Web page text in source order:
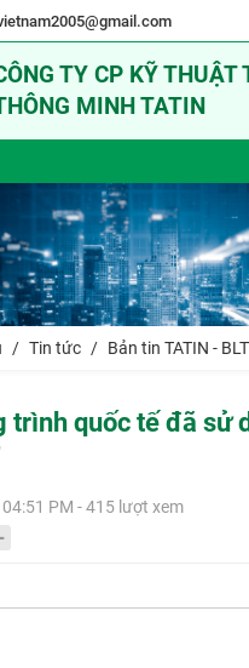
TY CP KỸ THUẬT
MINH TATIN
Tin tức Bản tin TATIN - BLT
trình quốc tế đã sử
PM - 415 lượt xem